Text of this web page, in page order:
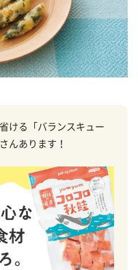
ける「バランスキュー
んあります！